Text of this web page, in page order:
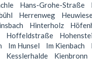
Hans-Grohe-Straße
Herrenweg
Hinterholz
Hoffeldstraße
Im Hunsel Im Kienbach
Kesslerhalde Kienbronn